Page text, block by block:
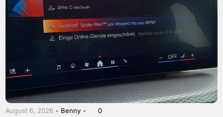
August 6, 2026 • Benny • 0